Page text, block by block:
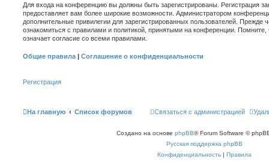
Для входа на конференцию вы должны быть зарегистрированы. Регистрация
предоставляет вам более широкие возможности. Администратором
дополнительные привилегии для зарегистрированных пользователей. Прежде
ознакомиться с правилами и политикой, принятыми на конференции.
означает согласие со всеми правилами.
Общие правила | Соглашение о конфиденциальности
Регистрация
На главную Список форумов Связаться с администрацией
Создано на основе phpBB® Forum Software ©
Русская поддержка phpBB
Конфиденциальность | Правила